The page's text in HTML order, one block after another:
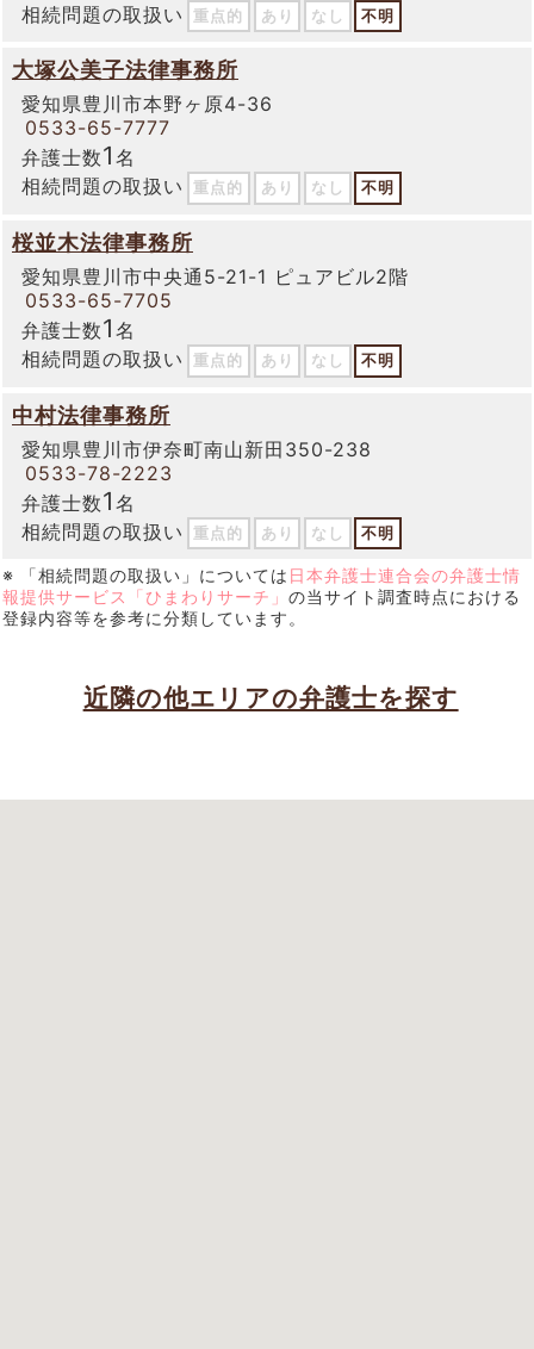
相続問題の取扱い
重点的 あり なし 不明
大塚公美子法律事務所
愛知県豊川市本野ヶ原4-36
0533-65-7777
弁護士数1 名
相続問題の取扱い
重点的 あり なし 不明
桜並木法律事務所
愛知県豊川市中央通5-21-1 ピュアビル2階
0533-65-7705
弁護士数1 名
相続問題の取扱い
重点的 あり なし 不明
中村法律事務所
愛知県豊川市伊奈町南山新田350-238
0533-78-2223
弁護士数1 名
相続問題の取扱い
重点的 あり なし 不明
※ 「相続問題の取扱い」については 日本弁護士連合会の弁護士情
報提供サービス「ひまわりサーチ」 の当サイト調査時点における
登録内容等を参考に分類しています。
近隣の他エリアの弁護士を探す